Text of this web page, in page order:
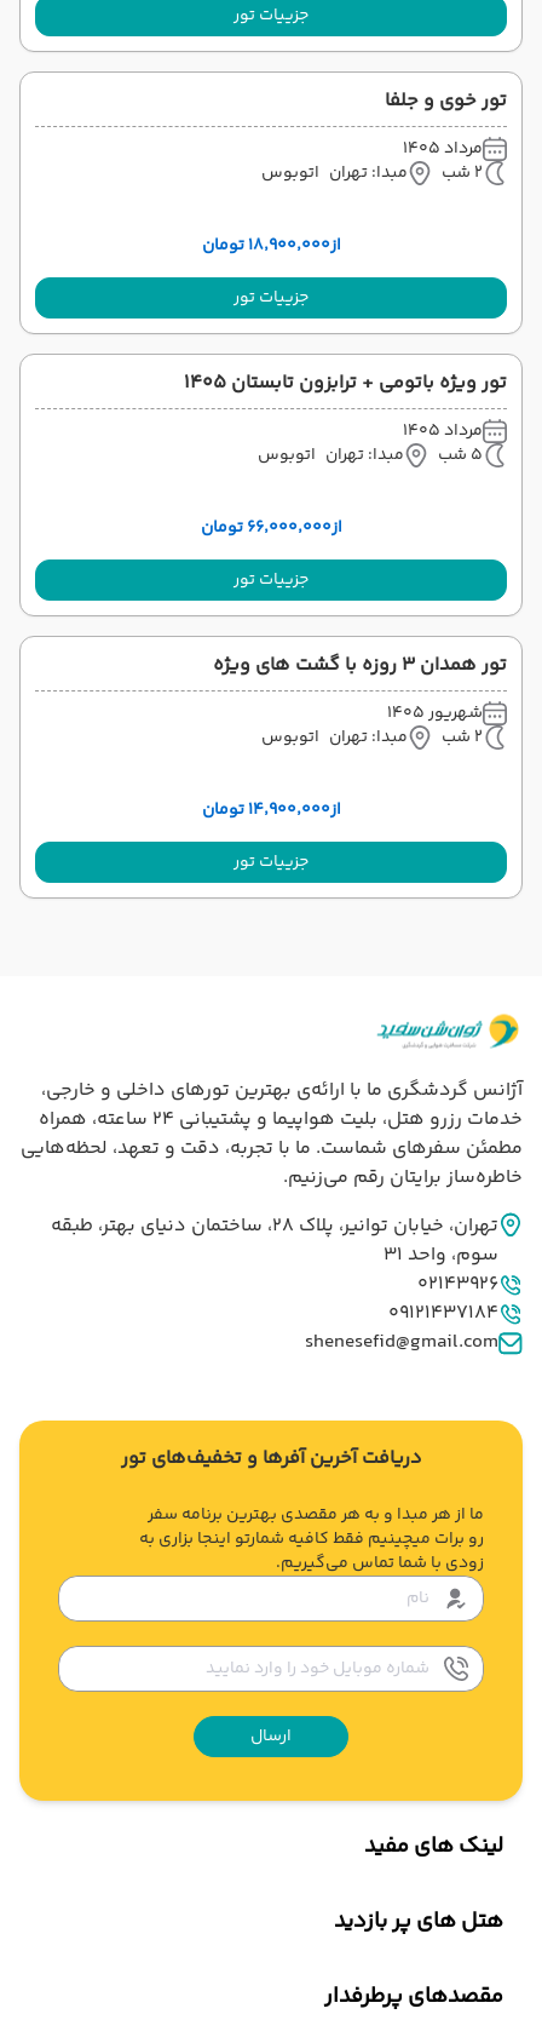
جزییات تور
تور خوی و جلفا
مرداد 1405
2 شب
مبدا: تهران اتوبوس
از۱۸٬۹۰۰٬۰۰۰ تومان
جزییات تور
تور ویژه باتومی + ترابزون تابستان ۱۴۰۵
مرداد 1405
5 شب
مبدا: تهران اتوبوس
از۶۶٬۰۰۰٬۰۰۰ تومان
جزییات تور
تور همدان ۳ روزه با گشت های ویژه
شهریور 1405
2 شب
مبدا: تهران اتوبوس
از۱۴٬۹۰۰٬۰۰۰ تومان
جزییات تور
آژانس گردشگری ما با ارائه‌ی بهترین تورهای داخلی و خارجی،
خدمات رزرو هتل، بلیت هواپیما و پشتیبانی ۲۴ ساعته، همراه
مطمئن سفرهای شماست. ما با تجربه، دقت و تعهد، لحظه‌هایی
خاطره‌ساز برایتان رقم می‌زنیم.
02143926
09121437184
shenesefid@gmail.com
تهران، خيابان توانير، پلاک 28، ساختمان دنياي بهتر، طبقه
سوم، واحد 31
دریافت آخرین آفرها و تخفیف‌های تور
ما از هر مبدا و به هر مقصدی بهترین برنامه سفر
رو برات میچینیم فقط کافیه شمارتو اینجا بزاری به
زودی با شما تماس می‌گیریم.
ارسال
لینک های مفید
هتل های پر بازدید
مقصدهای پرطرفدار